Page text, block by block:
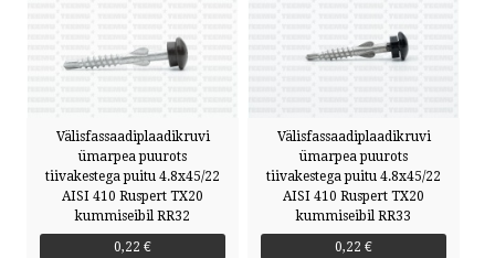
Välisfassaadiplaadikruvi
ümarpea puurots
tiivakestega puitu 4.8x45/22
AISI 410 Ruspert TX20
kummiseibil RR32
0,22 €
Välisfassaadiplaadikruvi
ümarpea puurots
tiivakestega puitu 4.8x45/22
AISI 410 Ruspert TX20
kummiseibil RR33
0,22 €